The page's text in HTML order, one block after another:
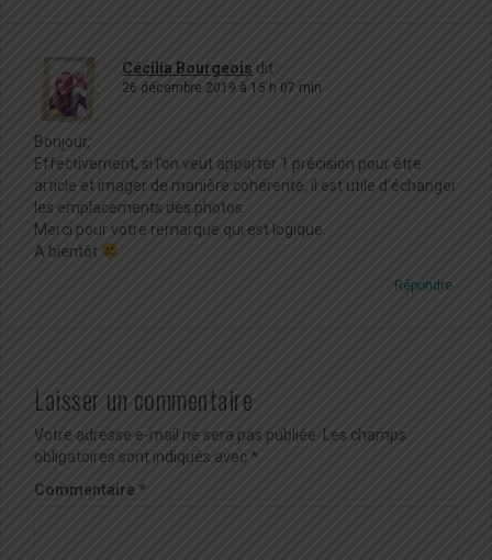
Cécilia Bourgeois dit :
26 décembre 2019 à 15 h 07 min
Bonjour,
Effectivement, si l’on veut apporter 1 précision pour être
article et imager de manière cohérente, il est utile d’échanger
les emplacements des photos.
Merci pour votre remarque qui est logique.
A bientôt
Répondre
Laisser un commentaire
Votre adresse e-mail ne sera pas publiée.
Les champs
obligatoires sont indiqués avec *
Commentaire*